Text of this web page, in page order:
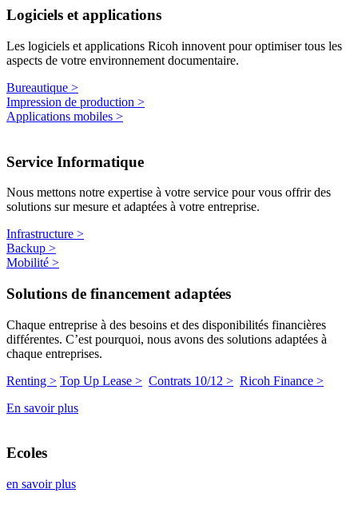
Logiciels et applications
Les logiciels et applications Ricoh innovent pour optimiser tous les
aspects de votre environnement documentaire.
Bureautique >
Impression de production >
Applications mobiles >
Service Informatique
Nous mettons notre expertise à votre service pour vous offrir des
solutions sur mesure et adaptées à votre entreprise.
Infrastructure >
Backup >
Mobilité >
Solutions de financement adaptées
Chaque entreprise à des besoins et des disponibilités financières
différentes. C’est pourquoi, nous avons des solutions adaptées à
chaque entreprises.
Renting > Top Up Lease > Contrats 10/12 > Ricoh Finance >
En savoir plus
Ecoles
en savoir plus